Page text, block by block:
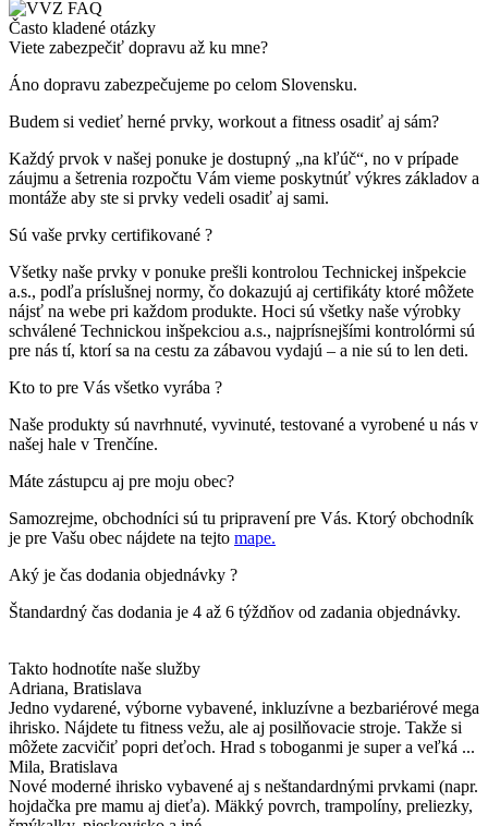
Často kladené otázky
Viete zabezpečiť dopravu až ku mne?
Áno dopravu zabezpečujeme po celom Slovensku.
Budem si vedieť herné prvky, workout a fitness osadiť aj sám?
Každý prvok v našej ponuke je dostupný „na kľúč“, no v prípade
záujmu a šetrenia rozpočtu Vám vieme poskytnúť výkres základov a
montáže aby ste si prvky vedeli osadiť aj sami.
Sú vaše prvky certifikované ?
Všetky naše prvky v ponuke prešli kontrolou Technickej inšpekcie
a.s., podľa príslušnej normy, čo dokazujú aj certifikáty ktoré môžete
nájsť na webe pri každom produkte. Hoci sú všetky naše výrobky
schválené Technickou inšpekciou a.s., najprísnejšími kontrolórmi sú
pre nás tí, ktorí sa na cestu za zábavou vydajú – a nie sú to len deti.
Kto to pre Vás všetko vyrába ?
Naše produkty sú navrhnuté, vyvinuté, testované a vyrobené u nás v
našej hale v Trenčíne.
Máte zástupcu aj pre moju obec?
Samozrejme, obchodníci sú tu pripravení pre Vás. Ktorý obchodník
je pre Vašu obec nájdete na tejto mape.
Aký je čas dodania objednávky ?
Štandardný čas dodania je 4 až 6 týždňov od zadania objednávky.
Takto hodnotíte naše služby
Adriana, Bratislava
Jedno vydarené, výborne vybavené, inkluzívne a bezbariérové mega
ihrisko. Nájdete tu fitness vežu, ale aj posilňovacie stroje. Takže si
môžete zacvičiť popri deťoch. Hrad s toboganmi je super a veľká ...
Mila, Bratislava
Nové moderné ihrisko vybavené aj s neštandardnými prvkami (napr.
hojdačka pre mamu aj dieťa). Mäkký povrch, trampolíny, preliezky,